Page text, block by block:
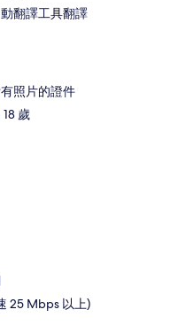
翻譯工具翻譯
照片的證件
歲
25 Mbps 以上)